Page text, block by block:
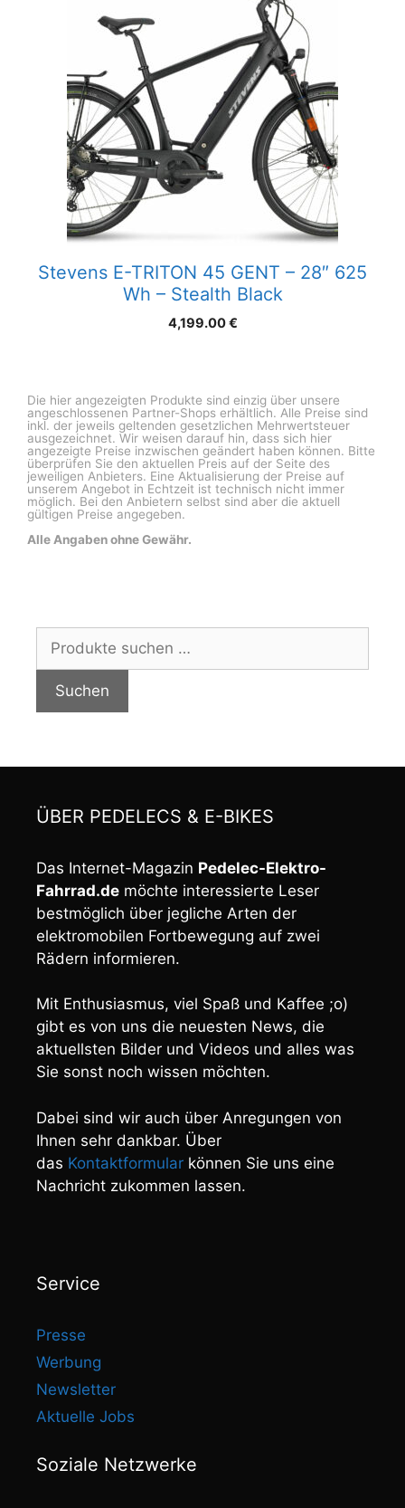
Stevens E-TRITON 45 GENT – 28″ 625
Wh – Stealth Black
4,199.00€
Die hier angezeigten Produkte sind einzig über unsere
angeschlossenen Partner-Shops erhältlich. Alle Preise sind
inkl. der jeweils geltenden gesetzlichen Mehrwertsteuer
ausgezeichnet. Wir weisen darauf hin, dass sich hier
angezeigte Preise inzwischen geändert haben können. Bitte
überprüfen Sie den aktuellen Preis auf der Seite des
jeweiligen Anbieters. Eine Aktualisierung der Preise auf
unserem Angebot in Echtzeit ist technisch nicht immer
möglich. Bei den Anbietern selbst sind aber die aktuell
gültigen Preise angegeben.
Alle Angaben ohne Gewähr.
nach:
Suchen
ÜBER PEDELECS & E-BIKES
Das Internet-Magazin Pedelec-Elektro-
Fahrrad.de möchte interessierte Leser
bestmöglich über jegliche Arten der
elektromobilen Fortbewegung auf zwei
Rädern informieren.
Mit Enthusiasmus, viel Spaß und Kaffee ;o)
gibt es von uns die neuesten News, die
aktuellsten Bilder und Videos und alles was
Sie sonst noch wissen möchten.
Dabei sind wir auch über Anregungen von
Ihnen sehr dankbar. Über
das Kontaktformular können Sie uns eine
Nachricht zukommen lassen.
Service
Presse
Werbung
Newsletter
Aktuelle Jobs
Soziale Netzwerke